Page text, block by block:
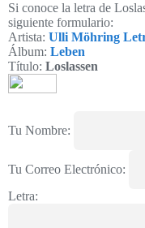
Si conoce la letra de
siguiente formulario:
Artista: Ulli Möhring
Álbum: Leben
Título: Loslassen
Tu Nombre:
Tu Correo Electrónico:
Letra: